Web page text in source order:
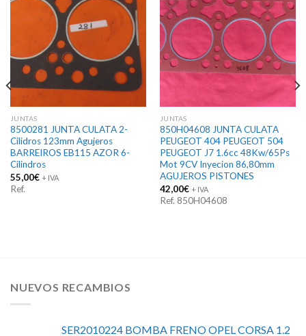
JUNTAS
8500281 JUNTA CULATA 2-
Cilidros 123mm Agujeros
BARREIROS EB115 AZOR 6-
Cilindros
55,00€ + IVA
Ref.
JUNTAS
850H04608 JUNTA CULATA
PEUGEOT 404 PEUGEOT 504
PEUGEOT J7 1.6cc 48Kw/65Ps
Mot 9CV Inyecion 86,80mm
AGUJEROS PISTONES
42,00€ + IVA
Ref. 850H04608
NUEVOS RECAMBIOS
SER2010224 BOMBA FRENO OPEL CORSA 1.2